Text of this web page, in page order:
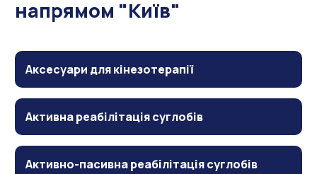
напрямом "Київ"
Аксесуари для кінезотерапії
Активна реабілітація суглобів
Активно-пасивна реабілітація суглобів